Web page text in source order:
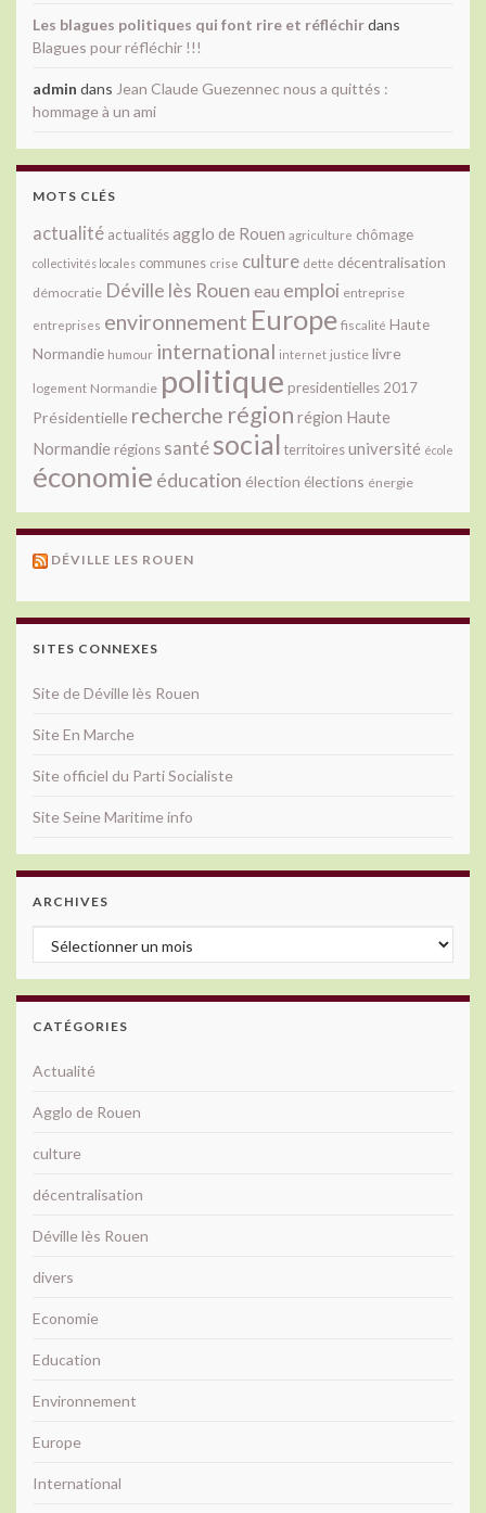
Les blagues politiques qui font rire et réfléchirdans
Blagues pour réfléchir !!!
admin dans Jean Claude Guezennec nous a quittés :
hommage à un ami
MOTS CLÉS
actualité actualitésagglo de Rouen agriculture chômage
collectivités locales communes crise culture dette décentralisation
démocratie Déville lès Rouen eau emploi entreprise
entreprises environnement Europe fiscalité Haute
Normandie humour international internet justice livre
logement Normandie politique presidentielles 2017
Présidentielle recherche région région Haute
Normandie régions santésocial territoiresuniversité école
économie éducation élection élections énergie
DÉVILLE LES ROUEN
SITES CONNEXES
Site de Déville lès Rouen
Site En Marche
Site officiel du Parti Socialiste
Site Seine Maritime info
ARCHIVES
Archives
CATÉGORIES
Actualité
Agglo de Rouen
culture
décentralisation
Déville lès Rouen
divers
Economie
Education
Environnement
Europe
International